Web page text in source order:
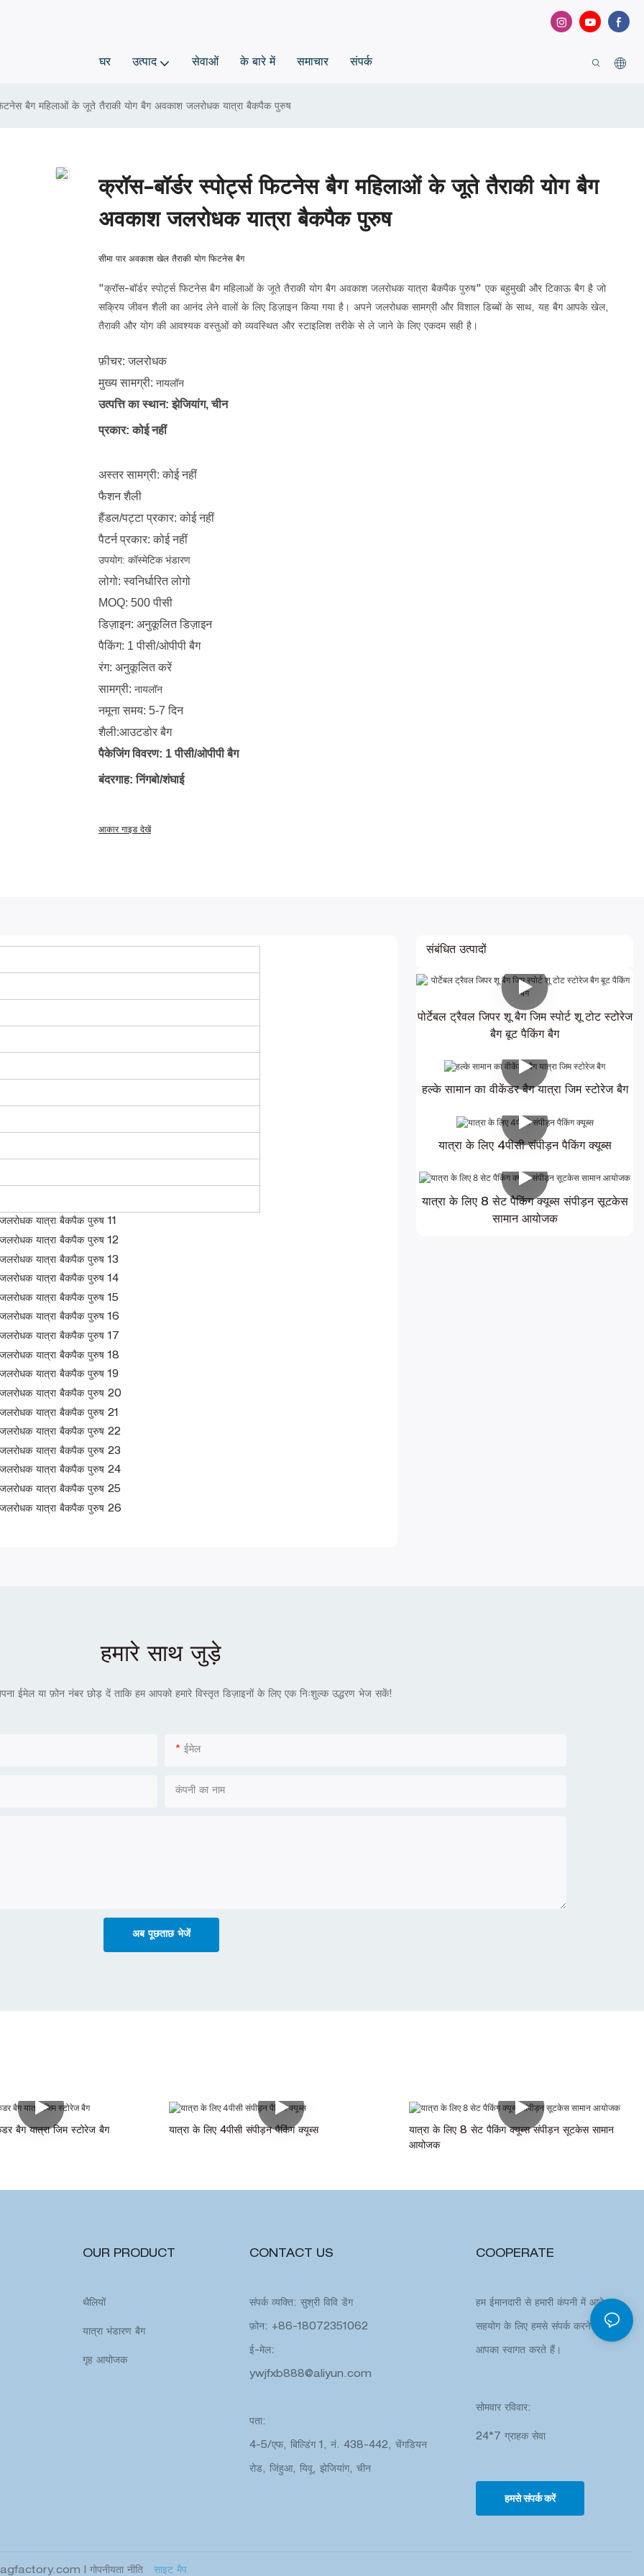
घर उत्पाद सेवाओं के बारे में समाचार संपर्क
फिटनेस बैग महिलाओं के जूते तैराकी योग बैग अवकाश जलरोधक यात्रा बैकपैक पुरुष
क्रॉस-बॉर्डर स्पोर्ट्स फिटनेस बैग महिलाओं के जूते तैराकी योग बैग
अवकाश जलरोधक यात्रा बैकपैक पुरुष
सीमा पार अवकाश खेल तैराकी योग फिटनेस बैग
"क्रॉस-बॉर्डर स्पोर्ट्स फिटनेस बैग महिलाओं के जूते तैराकी योग बैग अवकाश जलरोधक यात्रा बैकपैक पुरुष" एक बहुमुखी और टिकाऊ बैग है जो
सक्रिय जीवन शैली का आनंद लेने वालों के लिए डिज़ाइन किया गया है। अपने जलरोधक सामग्री और विशाल डिब्बों के साथ, यह बैग आपके खेल,
तैराकी और योग की आवश्यक वस्तुओं को व्यवस्थित और स्टाइलिश तरीके से ले जाने के लिए एकदम सही है।
फ़ीचर: जलरोधक
मुख्य सामग्री: नायलॉन
उत्पत्ति का स्थान: झेजियांग, चीन
प्रकार: कोई नहीं
अस्तर सामग्री: कोई नहीं
फैशन शैली
हैंडल/पट्टा प्रकार: कोई नहीं
पैटर्न प्रकार: कोई नहीं
उपयोग: कॉस्मेटिक भंडारण
लोगो: स्वनिर्धारित लोगो
MOQ: 500 पीसी
डिज़ाइन: अनुकूलित डिज़ाइन
पैकिंग: 1 पीसी/ओपीपी बैग
रंग: अनुकूलित करें
सामग्री: नायलॉन
नमूना समय: 5-7 दिन
शैली:आउटडोर बैग
पैकेजिंग विवरण: 1 पीसी/ओपीपी बैग
बंदरगाह: निंगबो/शंघाई
आकार गाइड देखें
संबंधित उत्पादों
पोर्टेबल ट्रैवल जिपर शू बैग जिम स्पोर्ट शू टोट स्टोरेज
बैग बूट पैकिंग बैग
हल्के सामान का वीकेंडर बैग यात्रा जिम स्टोरेज बैग
यात्रा के लिए 4पीसी संपीड़न पैकिंग क्यूब्स
यात्रा के लिए 8 सेट पैकिंग क्यूब्स संपीड़न सूटकेस
सामान आयोजक
हमारे साथ जुड़े
ईमेल या फ़ोन नंबर छोड़ दें ताकि हम आपको हमारे विस्तृत डिज़ाइनों के लिए एक निःशुल्क उद्धरण भेज सकें!
ईमेल
कंपनी का नाम
अब पूछताछ भेजें
बैग यात्रा जिम स्टोरेज बैग यात्रा के लिए 4पीसी संपीड़न पैकिंग क्यूब्स
यात्रा के लिए 8 सेट पैकिंग क्यूब्स संपीड़न सूटकेस सामान
आयोजक
OUR PRODUCT
थैलियों
यात्रा भंडारण बैग
गृह आयोजक
CONTACT US
संपर्क व्यक्ति: सुश्री विवि डेंग
फ़ोन: +86-18072351062
ई-मेल:
ywjfxb888@aliyun.com
पता:
4-5/एफ, बिल्डिंग 1, नं. 438-442, चेंगडियन
रोड, जिंहुआ, यिवू, झेजियांग, चीन
COOPERATE
हम ईमानदारी से हमारी कंपनी में आने या
सहयोग के लिए हमसे संपर्क करने के लिए
आपका स्वागत करते हैं।
सोमवार रविवार:
24*7 ग्राहक सेवा
हमसे संपर्क करें
| गोपनीयता नीति साइट मैप